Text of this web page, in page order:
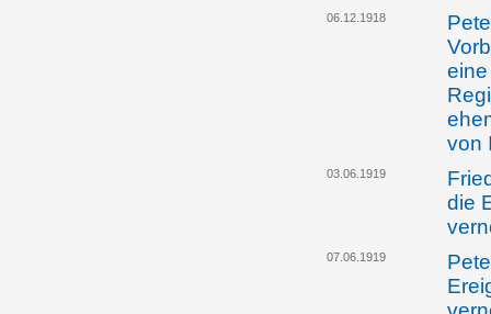
06.12.1918
von
03.06.1919
die
07.06.1919